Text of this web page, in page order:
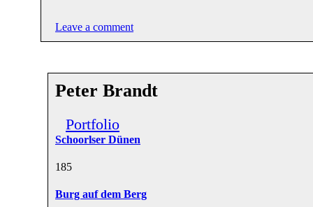
Leave a comment
Peter Brandt
Portfolio
Schoorlser Dünen
185
Burg auf dem Berg